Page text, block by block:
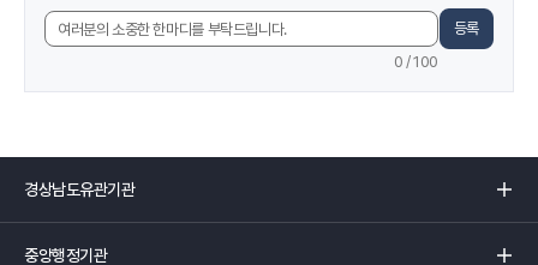
에
제
정
만
의
0 / 100
등록